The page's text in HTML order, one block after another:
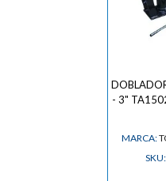
- 3"
MARCA:
SKU: